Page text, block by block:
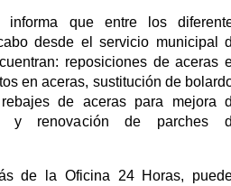
informa que entre los
desde el servicio municipal
reposiciones de aceras
en aceras, sustitución de
de aceras para mejora
y renovación de parches
de la Oficina 24 Horas,